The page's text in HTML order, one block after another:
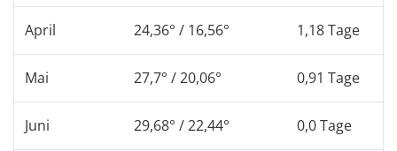
April 24,36° / 16,56° 1,18 Tage
Mai 27,7° / 20,06° 0,91 Tage
Juni 29,68° / 22,44° 0,0 Tage